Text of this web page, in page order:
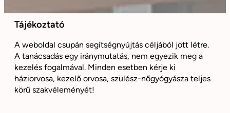
Tájékoztató
A weboldal csupán segítségnyújtás céljából jött létre.
A tanácsadás egy iránymutatás, nem egyezik meg a
kezelés fogalmával. Minden esetben kérje ki
háziorvosa, kezelő orvosa, szülész-nőgyógyásza teljes
körű szakvéleményét!